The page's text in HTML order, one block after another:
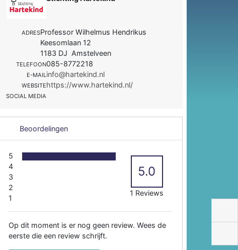
ADRESProfessor Wilhelmus Hendrikus
Keesomlaan 12
1183 DJ Amstelveen
TELEFOON085-8772218
E-MAILinfo@hartekind.nl
WEBSITEhttps://www.hartekind.nl/
SOCIAL MEDIA
Beoordelingen
5
4
3
2
1
5.0
1 Reviews
Op dit moment is er nog geen review. Wees de
eerste die een review schrijft.